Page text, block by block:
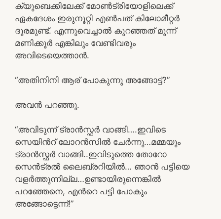
ക്യുബെക്കിലേക്ക് മോണ്‍ട്രിയോളിലെക്ക്
ഏകദേശം ഇരുനൂറ്റി എണ്‍പത് കിലോമീറ്റര്‍
ദൂരമുണ്ട്. എന്നുവെച്ചാല്‍ കുറഞ്ഞത് മൂന്ന്‍
മണിക്കൂര്‍ എങ്കിലും വേണ്ടിവരും
അവിടെയെത്താന്‍.
“അതിനിനി ആര് പോകുന്നു അങ്ങോട്ട്‌?”
അവന്‍ പറഞ്ഞു.
“അവിടുന്ന് ട്രാന്‍സ്ഫര്‍ വാങ്ങി….ഇവിടെ
സെയിന്‍റ് ലോറന്‍സില്‍ ചേര്‍ന്നു…മമ്മയും
ട്രാന്‍സ്ഫര്‍ വാങ്ങി..ഇവിടുത്തെ തോറോ
സെന്‍ട്രല്‍ ലൈബ്രറിയില്‍… ഞാന്‍ പട്ടിയെ
വളര്‍ത്തുന്നില്ല…ഉണ്ടായിരുന്നെങ്കില്‍
പറഞ്ഞേനെ, എന്‍റെ പട്ടി പോകും
അങ്ങോട്ടെന്ന്‍!”